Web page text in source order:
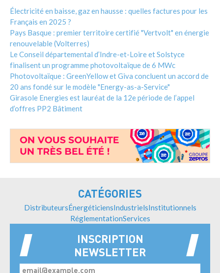
Électricité en baisse, gaz en hausse : quelles factures pour les
Français en 2025 ?
Pays Basque : premier territoire certifié "Vertvolt" en énergie
renouvelable (Volterres)
Le Conseil départemental d’Indre-et-Loire et Solstyce
finalisent un programme photovoltaïque de 6 MWc
Photovoltaïque : GreenYellow et Giva concluent un accord de
20 ans fondé sur le modèle "Energy-as-a-Service"
Girasole Energies est lauréat de la 12e période de l’appel
d’offres PP2 Bâtiment
CATÉGORIES
DistributeursÉnergéticiensIndustrielsInstitutionnels
RéglementationServices
INSCRIPTION
NEWSLETTER